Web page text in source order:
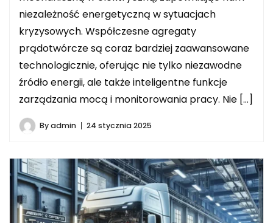
niezależność energetyczną w sytuacjach
kryzysowych. Współczesne agregaty
prądotwórcze są coraz bardziej zaawansowane
technologicznie, oferując nie tylko niezawodne
źródło energii, ale także inteligentne funkcje
zarządzania mocą i monitorowania pracy. Nie […]
Byadmin 24 stycznia 2025